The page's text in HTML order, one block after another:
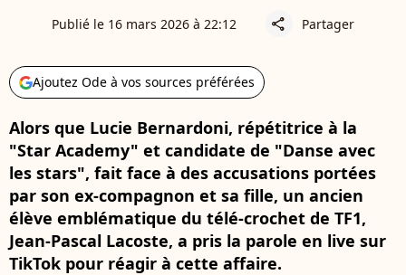
Publié le 16 mars 2026 à 22:12 share Partager
Ajoutez Ode à vos sources préférées
Alors que Lucie Bernardoni, répétitrice à la
"Star Academy" et candidate de "Danse avec
les stars", fait face à des accusations portées
par son ex-compagnon et sa fille, un ancien
élève emblématique du télé-crochet de TF1,
Jean-Pascal Lacoste, a pris la parole en live sur
TikTok pour réagir à cette affaire.